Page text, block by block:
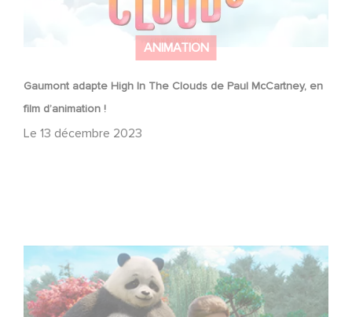
ANIMATION
Gaumont adapte High In The Clouds de Paul McCartney, en
film d’animation !
Le 13 décembre 2023
Stillwater est de retour !